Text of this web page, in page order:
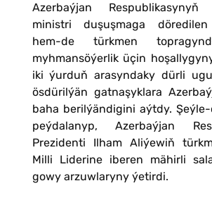
Azerbaýjan Respublikasynyň
ministri duşuşmaga
hem-de türkmen
myhmansöýerlik üçin
iki ýurduň arasyndaky dürli
ösdürilýän gatnaşyklara
baha berilýändigini aýtdy.
peýdalanyp, Azerbaýjan
Prezidenti Ilham Aliýewiň
Milli Liderine iberen mähirli
gowy arzuwlaryny ýetirdi.